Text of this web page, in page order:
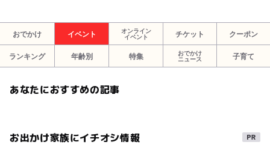
おでかけ イベント
オンライン
イベント
チケット クーポン
ランキング 年齢別 特集
おでかけ
ニュース
子育て
あなたにおすすめの記事
お出かけ家族にイチオシ情報